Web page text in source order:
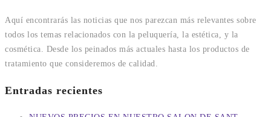
Aquí encontrarás las noticias que nos parezcan más relevantes sobre
todos los temas relacionados con la peluquería, la estética, y la
cosmética. Desde los peinados más actuales hasta los productos de
tratamiento que consideremos de calidad.
Entradas recientes